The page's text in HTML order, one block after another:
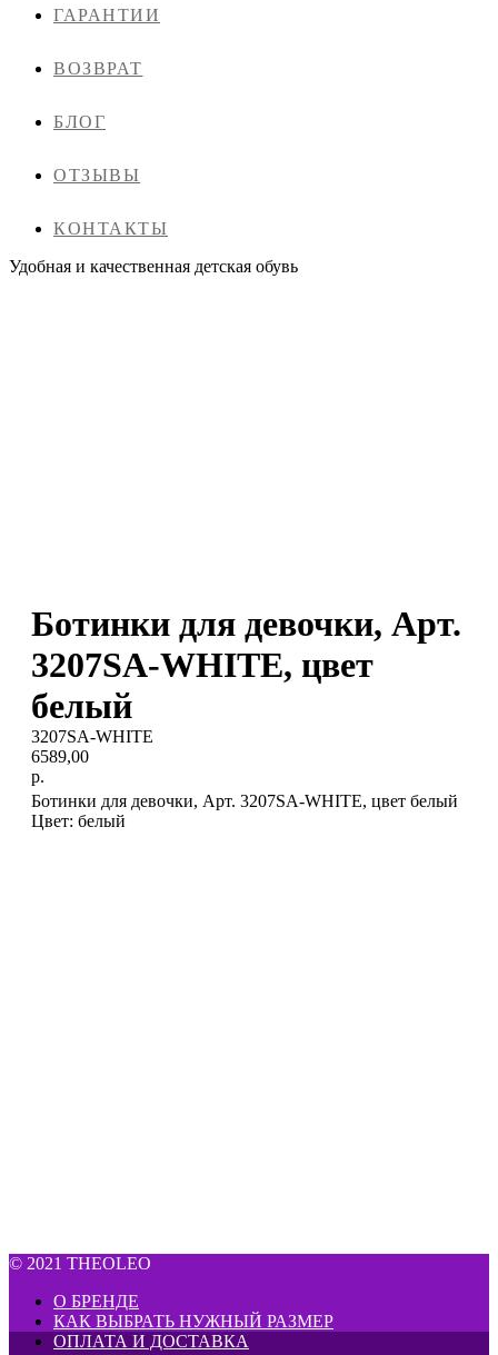
ГАРАНТИИ
ВОЗВРАТ
БЛОГ
ОТЗЫВЫ
КОНТАКТЫ
Удобная и качественная детская обувь
Ботинки для девочки, Арт.
3207SA-WHITE, цвет
белый
3207SA-WHITE
6589,00
р.
Ботинки для девочки, Арт. 3207SA-WHITE, цвет белый
Цвет: белый
© 2021 THEOLEO
О БРЕНДЕ
КАК ВЫБРАТЬ НУЖНЫЙ РАЗМЕР
ОПЛАТА И ДОСТАВКА